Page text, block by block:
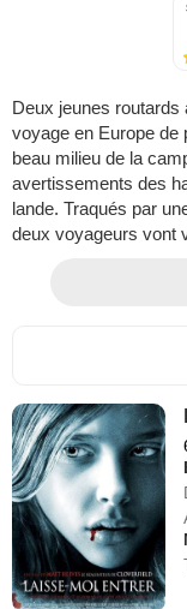
Deux jeunes
voyage en Europe de
beau milieu de la
avertissements des
lande. Traqués par
deux voyageurs vont